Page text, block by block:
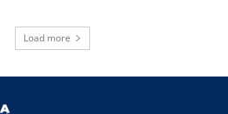
Load more